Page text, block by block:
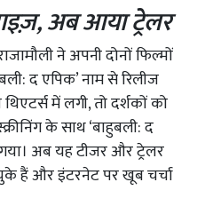
अब आया ट्रेलर
ने अपनी दोनों फिल्मों
द एपिक’ नाम से रिलीज
में लगी, तो दर्शकों को
के साथ ‘बाहुबली: द
अब यह टीजर और ट्रेलर
हैं और इंटरनेट पर खूब चर्चा